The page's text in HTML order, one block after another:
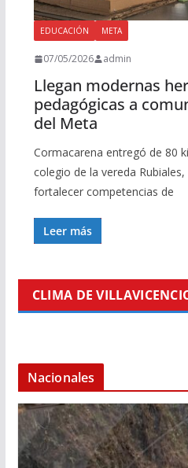
EDUCACIÓN META
07/05/2026 admin
Llegan modernas
pedagógicas a
del Meta
Cormacarena entregó de 80
colegio de la vereda
fortalecer competencias de
Leer más
CLIMA DE
Nacionales